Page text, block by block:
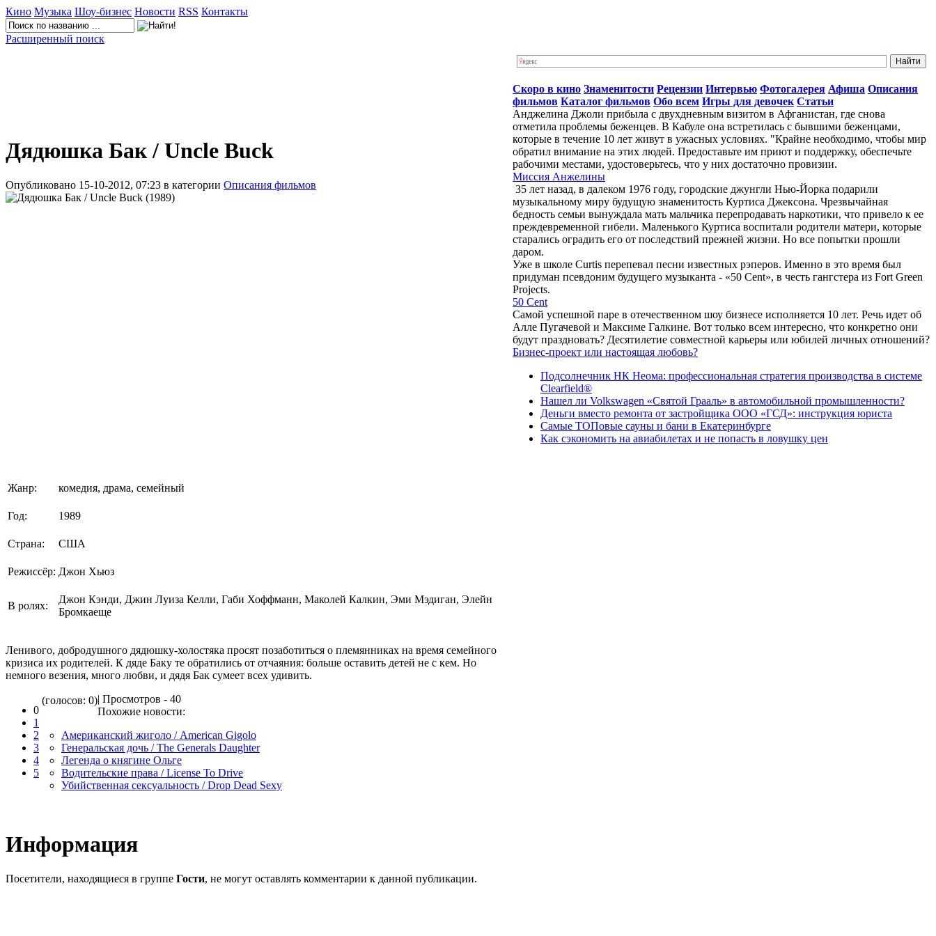
Кино Музыка Шоу-бизнес Новости RSS Контакты
Расширенный поиск
Дядюшка Бак / Uncle Buck
Опубликовано 15-10-2012, 07:23 в категории Описания фильмов
Жанр: комедия, драма, семейный
Год: 1989
Страна: США
Режиссёр: Джон Хьюз
В ролях:
Джон Кэнди, Джин Луиза Келли, Габи Хоффманн, Маколей Калкин, Эми Мэдиган, Элейн
Бромкаеще
Ленивого, добродушного дядюшку-холостяка просят позаботиться о племянниках на время семейного
кризиса их родителей. К дяде Баку те обратились от отчаяния: больше оставить детей не с кем. Но
немного везения, много любви, и дядя Бак сумеет всех удивить.
0
1
2
3
4
5
(голосов: 0)| Просмотров - 40
Похожие новости:
Американский жиголо / American Gigolo
Генеральская дочь / The Generals Daughter
Легенда о княгине Ольге
Водительские права / License To Drive
Убийственная сексуальность / Drop Dead Sexy
Информация
Посетители, находящиеся в группе Гости, не могут оставлять комментарии к данной публикации.
Скоро в кино Знаменитости Рецензии Интервью Фотогалерея Афиша Описания
фильмов Каталог фильмов Обо всем Игры для девочек Статьи
Анджелина Джоли прибыла с двухдневным визитом в Афганистан, где снова
отметила проблемы беженцев. В Кабуле она встретилась с бывшими беженцами,
которые в течение 10 лет живут в ужасных условиях. "Крайне необходимо, чтобы мир
обратил внимание на этих людей. Предоставьте им приют и поддержку, обеспечьте
рабочими местами, удостоверьтесь, что у них достаточно провизии.
Миссия Анжелины
35 лет назад, в далеком 1976 году, городские джунгли Нью-Йорка подарили
музыкальному миру будущую знаменитость Куртиса Джексона. Чрезвычайная
бедность семьи вынуждала мать мальчика перепродавать наркотики, что привело к ее
преждевременной гибели. Маленького Куртиса воспитали родители матери, которые
старались оградить его от последствий прежней жизни. Но все попытки прошли
даром.
Уже в школе Curtis перепевал песни известных рэперов. Именно в это время был
придуман псевдоним будущего музыканта - «50 Cent», в честь гангстера из Fort Green
Projects.
50 Cent
Самой успешной паре в отечественном шоу бизнесе исполняется 10 лет. Речь идет об
Алле Пугачевой и Максиме Галкине. Вот только всем интересно, что конкретно они
будут праздновать? Десятилетие совместной карьеры или юбилей личных отношений?
Бизнес-проект или настоящая любовь?
Подсолнечник НК Неома: профессиональная стратегия производства в системе
Clearfield®
Нашел ли Volkswagen «Святой Грааль» в автомобильной промышленности?
Деньги вместо ремонта от застройщика ООО «ГСД»: инструкция юриста
Самые ТОПовые сауны и бани в Екатеринбурге
Как сэкономить на авиабилетах и не попасть в ловушку цен